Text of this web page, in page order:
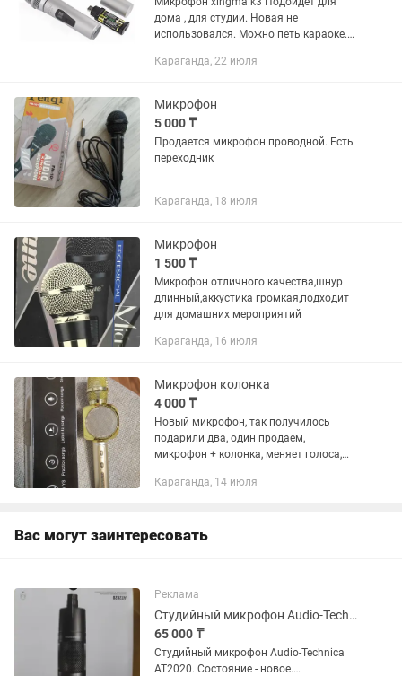
дома , для студии. Новая не
использовался. Можно петь караоке.
Караганда, 22 июля
Микрофон
5 000 ₸
Продается микрофон проводной. Есть
переходник
Караганда, 18 июля
Микрофон
1 500 ₸
Микрофон отличного качества,шнур
длинный,аккустика громкая,подходит
для домашних мероприятий
Караганда, 16 июля
Микрофон колонка
4 000 ₸
Новый микрофон, так получилось
подарили два, один продаем,
микрофон + колонка, меняет голоса,
сети.
Караганда, 14 июля
Вас могут заинтересовать
Реклама
Студийный микрофон Audio-Technica AT2020
65 000 ₸
Студийный микрофон Audio-Technica
AT2020. Состояние - новое.